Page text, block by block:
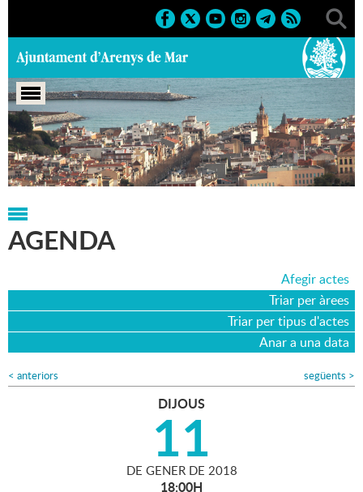
Portada > Agenda > 11-01-2018
AGENDA
Afegir actes
Triar per àrees
Triar per tipus d'actes
Anar a una data
< anteriors següents >
DIJOUS
11
DE GENER DE 2018
18:00H